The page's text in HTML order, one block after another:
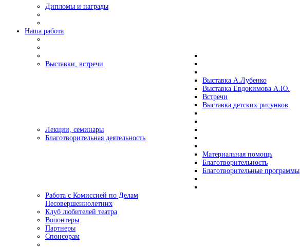
Дипломы и награды
Наша работа
Выставки, встречи
Выставка А.Лубенко
Выставка Евдокимова А.Ю.
Встречи
Выставка детских рисунков
Лекции, семинары
Благотворительная деятельность
Материальная помощь
Благотворительность
Благотворительные программы
Работа с Комиссией по Делам
Несовершеннолетних
Клуб любителей театра
Волонтеры
Партнеры
Спонсорам